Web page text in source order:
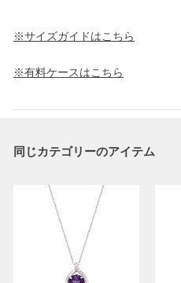
※サイズガイドはこちら
※有料ケースはこちら
同じカテゴリーのアイテム